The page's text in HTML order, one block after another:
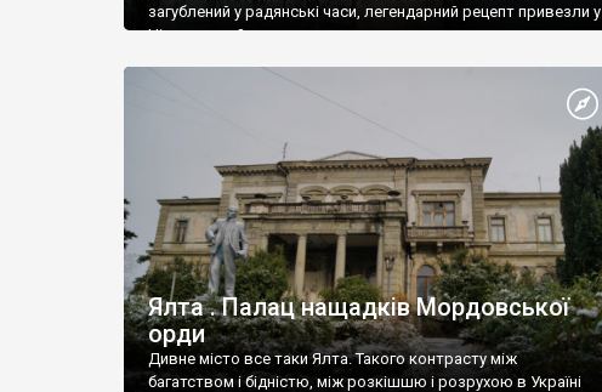
загублений у радянські часи, легендарний рецепт привезли у
Ніжин греки?
Ялта . Палац нащадків Мордовської
орди
Дивне місто все таки Ялта. Такого контрасту між
багатством і бідністю, між розкішшю і розрухою в Україні